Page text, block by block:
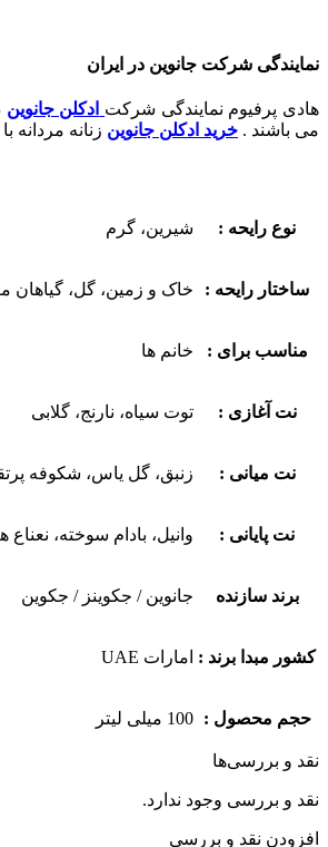
نمایندگی شرکت جانوین در ایران
هادی پرفیوم نمایندگی شرکت ادکلن جانوین
می باشند . خرید ادکلن جانوین زنانه
نوع رایحه : شیرین، گرم
ساختار رایحه : خاک و زمین، گل، گیاهان
مناسب برای : خانم ها
نت آغازی : توت سیاه، نارنج، گلابی
نت میانی : زنبق، گل یاس، شکوفه
نت پایانی : وانیل، بادام سوخته، نعناع
برند سازنده جانوین / جکوینز / جکوین
کشور مبدا برند : امارات UAE
حجم محصول : 100 میلی لیتر
نقد و بررسی‌ها
نقد و بررسی وجود ندارد.
افزودن نقد و بررسی